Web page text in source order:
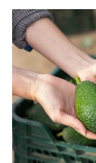
Etiam est
Praesent
Ut mollis
Nullam eu erat
Donec quis est
Orci varius